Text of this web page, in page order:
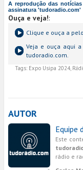
A reprodução das
assinatura 'tudoradio.com'
Ouça e veja!:
Clique e ouça a
Veja e ouça aqui
tudoradio.com.
Tags: Expo Usipa 2024,
AUTOR
Equipe
Este
rádio e